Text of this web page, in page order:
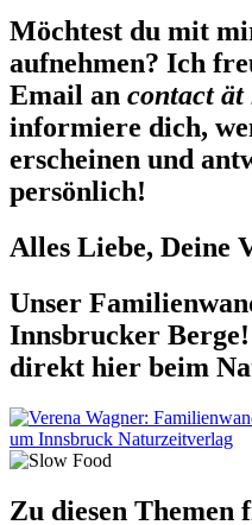
Möchtest du mit
aufnehmen? Ich
Email an contact ät
informiere dich,
erscheinen und
persönlich!
Alles Liebe, Deine
Unser
Innsbrucker
direkt hier beim
Zu diesen Themen